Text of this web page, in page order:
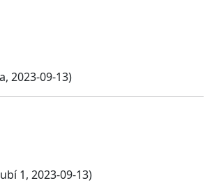
2023-09-13)
1, 2023-09-13)